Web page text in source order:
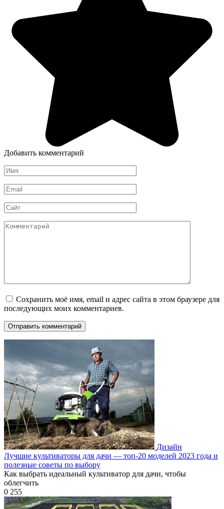
Добавить комментарий
Имя
*
Email
*
Сайт
Комментарий
Сохранить моё имя, email и адрес сайта в этом браузере для
последующих моих комментариев.
Дизайн
Лучшие культиваторы для дачи — топ-20 моделей 2023 года и
полезные советы по выбору
Как выбрать идеальный культиватор для дачи, чтобы
облегчить
0 255